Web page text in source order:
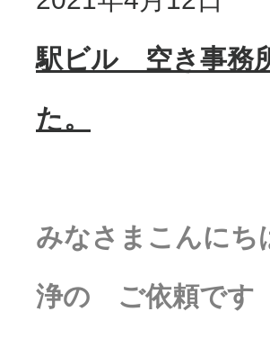
駅ビル 空き事務
た。
みなさまこんに
浄の ご依頼です